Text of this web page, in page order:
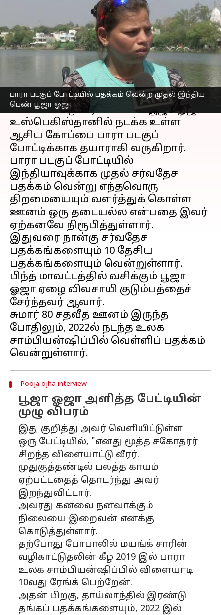
பாரா படகுப் போட்டியில் பதக்கம் வென்ற முதல் இந்திய
பெண் பூஜா ஓஜா
பதக்கம் வென்ற முதல்
இந்திய பெண் பூஜா ஓஜா
எழுதியவர் Sekar Chinnappan Apr 11, 2023 06:46 pm
செய்தி முன்னோட்டம்
36 வயதானஇந்தியாபாரா
விளையாட்டு வீராங்கனை பூஜா ஓஜா
உஸ்பெகிஸ்தானில் நடக்க உள்ள
ஆசிய கோப்பை பாரா படகுப்
போட்டிக்காக தயாராகி வருகிறார்.
பாரா படகுப் போட்டியில்
இந்தியாவுக்காக முதல் சர்வதேச
பதக்கம் வென்று எந்தவொரு
திறமையையும் வளர்த்துக் கொள்ள
ஊனம் ஒரு தடையல்ல என்பதை இவர்
ஏற்கனவே நிரூபித்துள்ளார்.
இதுவரை நான்கு சர்வதேச
பதக்கங்களையும் 10 தேசிய
பதக்கங்களையும் வென்றுள்ளார்.
பிந்த் மாவட்டத்தில் வசிக்கும் பூஜா
ஓஜா ஏழை விவசாயி குடும்பத்தைச்
சேர்ந்தவர் ஆவார்.
சுமார் 80 சதவீத ஊனம் இருந்த
போதிலும், 2022ல் நடந்த உலக
சாம்பியன்ஷிப்பில் வெள்ளிப் பதக்கம்
Pooja ojha interview
பூஜா ஓஜா அளித்த பேட்டியின்
முழு விபரம்
இது குறித்து அவர் வெளியிட்டுள்ள
ஒரு பேட்டியில், "எனது மூத்த சகோதரர்
சிறந்த விளையாட்டு வீரர்.
முதுகுத்தண்டில் பலத்த காயம்
ஏற்பட்டதைத் தொடர்ந்து அவர்
இறந்துவிட்டார்.
அவரது கனவை நனவாக்கும்
நிலையை இறைவன் எனக்கு
கொடுத்துள்ளார்.
தற்போது போபாலில் மயங்க் சாரின்
வழிகாட்டுதலின் கீழ் 2019 இல் பாரா
உலக சாம்பியன்ஷிப்பில் விளையாடி
10வது ரேங்க் பெற்றேன்.
அதன் பிறகு, தாய்லாந்தில் இரண்டு
தங்கப் பதக்கங்களையும், 2022 இல்